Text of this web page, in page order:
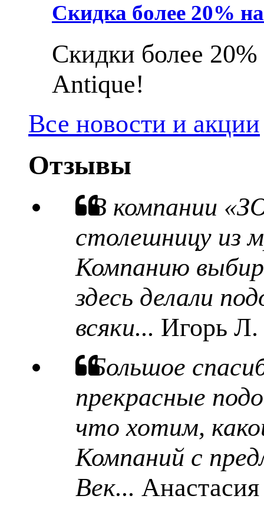
Скидка более 20%
Скидки более
Antique!
Все новости и акции
Отзывы
В компании
столешницу из
Компанию
здесь делали
всяки... Игорь Л.
Большое
прекрасные
что хотим,
Компаний с
Век...